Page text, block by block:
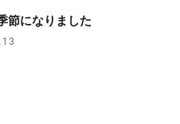
節になりました